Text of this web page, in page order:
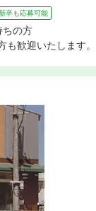
卒も応募可能
ちの方
歓迎いたします。